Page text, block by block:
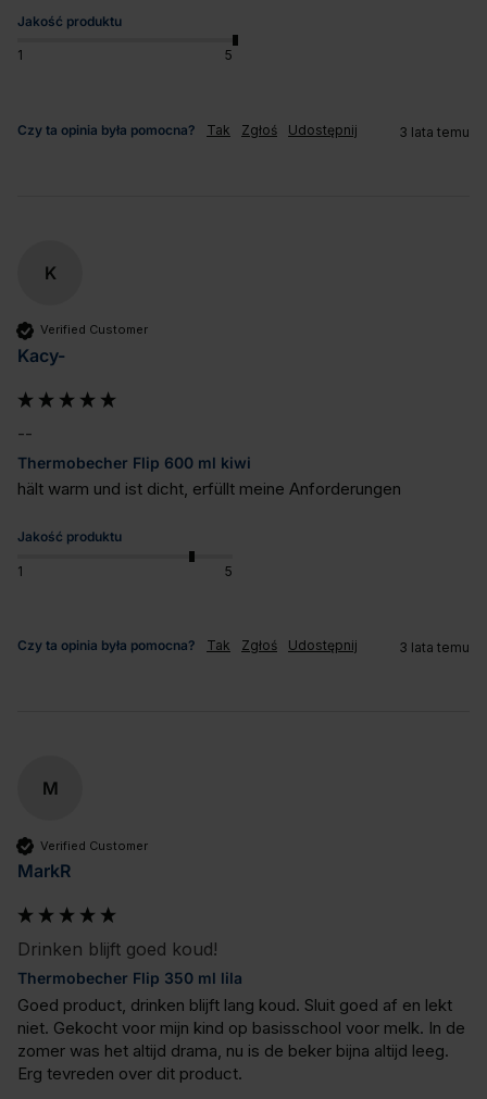
Jakość produktu
1 5
Czy ta opinia była pomocna? Tak Zgłoś Udostępnij 3 lata temu
K
Verified Customer
Kacy-
--
Thermobecher Flip 600 ml kiwi
hält warm und ist dicht, erfüllt meine Anforderungen
Jakość produktu
1 5
Czy ta opinia była pomocna? Tak Zgłoś Udostępnij 3 lata temu
M
Verified Customer
MarkR
Drinken blijft goed koud!
Thermobecher Flip 350 ml lila
Goed product, drinken blijft lang koud. Sluit goed af en lekt
niet. Gekocht voor mijn kind op basisschool voor melk. In de
zomer was het altijd drama, nu is de beker bijna altijd leeg.
Erg tevreden over dit product.